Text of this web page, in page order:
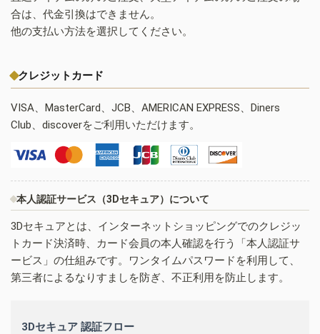
合は、代金引換はできません。
他の支払い方法を選択してください。
クレジットカード
VISA、MasterCard、JCB、AMERICAN EXPRESS、Diners
Club、discoverをご利用いただけます。
本人認証サービス（3Dセキュア）について
3Dセキュアとは、インターネットショッピングでのクレジッ
トカード決済時、カード会員の本人確認を行う「本人認証サ
ービス」の仕組みです。ワンタイムパスワードを利用して、
第三者によるなりすましを防ぎ、不正利用を防止します。
3Dセキュア 認証フロー